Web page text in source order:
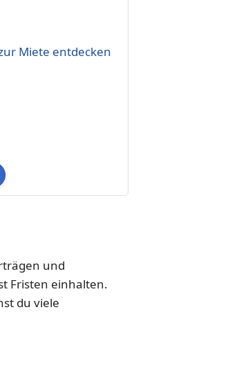
Miete entdecken
und
Fristen einhalten.
du viele